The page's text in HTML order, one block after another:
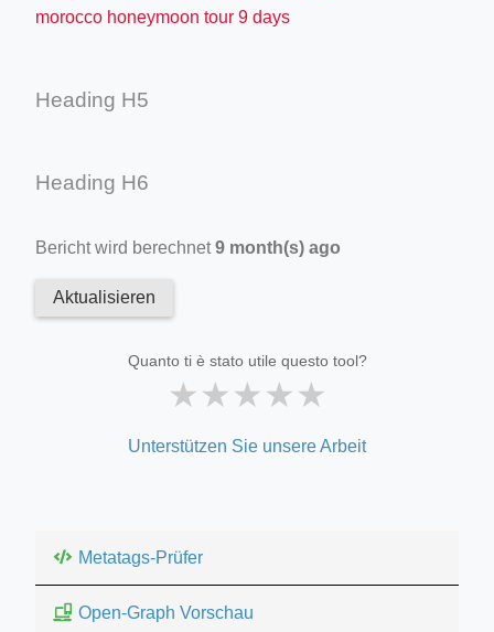
morocco honeymoon tour 9 days
Heading H5
Heading H6
Bericht wird berechnet9 month(s) ago
Aktualisieren
Quanto ti è stato utile questo tool?
★★★★★
Unterstützen Sie unsere Arbeit
Metatags-Prüfer
Open-Graph Vorschau